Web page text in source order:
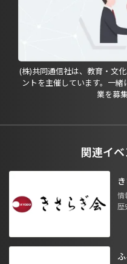
(株)共同通信社は、教育・文
ントを主催しています。一
業を募
関連イ
情
歴